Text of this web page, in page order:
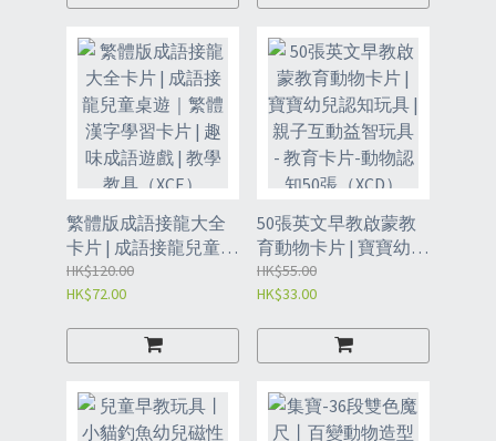
繁體版成語接龍大全
卡片 | 成語接龍兒童桌
遊｜繁體漢字學習卡
片 | 趣味成語遊戲 | 教
HK$120.00
HK$72.00
50張英文早教啟蒙教
育動物卡片 | 寶寶幼兒
認知玩具 | 親子互動益
智玩具 - 教育卡片-動
HK$55.00
HK$33.00